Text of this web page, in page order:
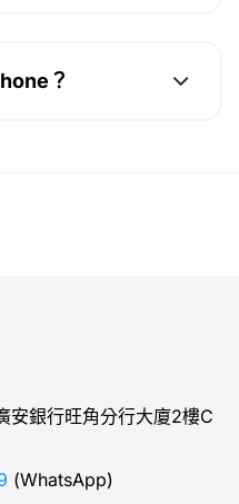
？
銀行旺角分行大廈2樓C
(WhatsApp)